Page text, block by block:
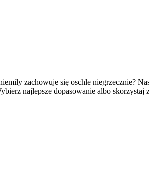
zachowuje się oschle
najlepsze dopasowanie albo